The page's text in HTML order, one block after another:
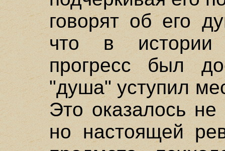
говорят об его
что в истории
прогресс был
"душа" уступил
Это оказалось
но настоящей